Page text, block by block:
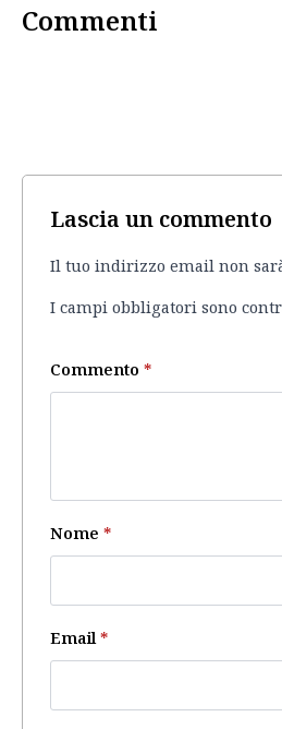
Commenti
Lascia un commento
Il tuo indirizzo email non
I campi obbligatori sono
Commento *
Nome *
Email *